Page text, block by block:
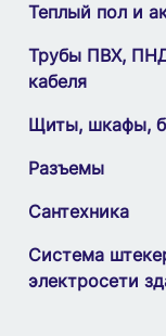
Теплый пол и
Трубы ПВХ,
кабеля
Щиты, шкафы,
Разъемы
Сантехника
Система
электросети